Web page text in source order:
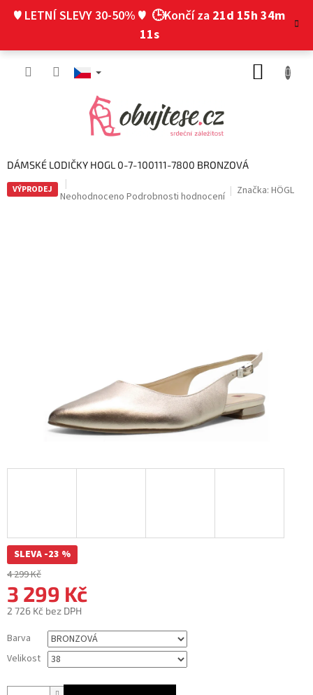
♥ LETNÍ SLEVY 30-50% ♥ 🕒Končí za 21d 15h 34m
10s
DÁMSKÉ LODIČKY HOGL 0-7-100111-7800 BRONZOVÁ
VÝPRODEJ
Průměrné
Neohodnoceno Podrobnosti hodnocení Značka: HÖGL
SLEVA -23 %
4 299 Kč
3 299 Kč
2 726 Kč bez DPH
cena:
Barva
Velikost